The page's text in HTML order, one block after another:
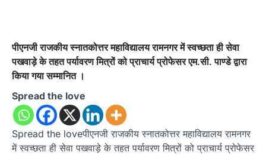
पीएनजी राजकीय स्नातकोत्तर महाविद्यालय रामनगर में स्वच्छता ही सेवा
पखवाड़े के तहत पर्यावरण मित्रों को प्राचार्य प्रोफेसर एम.सी. पाण्डे द्वारा
किया गया सम्मानित ।
Spread the love
Spread the loveपीएनजी राजकीय स्नातकोत्तर महाविद्यालय रामनगर
में स्वच्छता ही सेवा पखवाड़े के तहत पर्यावरण मित्रों को प्राचार्य प्रोफेसर